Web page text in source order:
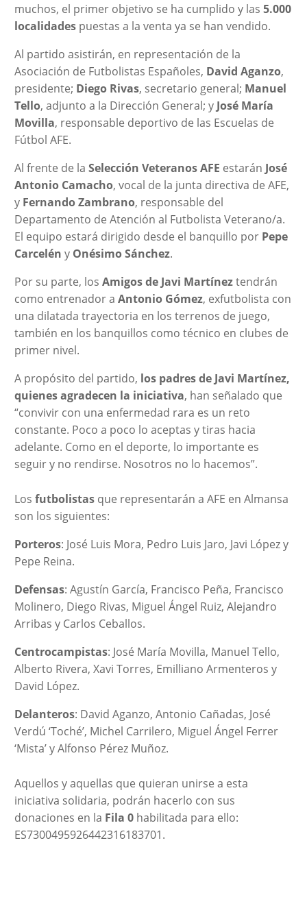
muchos, el primer objetivo se ha cumplido y las 5.000
localidadespuestas a la venta ya se han vendido.
Al partido asistirán, en representación de la
Asociación de Futbolistas Españoles, David Aganzo,
presidente; Diego Rivas, secretario general; Manuel
Tello, adjunto a la Dirección General; y José María
Movilla, responsable deportivo de las Escuelas de
Fútbol AFE.
Al frente de la Selección Veteranos AFE estarán José
Antonio Camacho, vocal de la junta directiva de AFE,
y Fernando Zambrano, responsable del
Departamento de Atención al Futbolista Veterano/a.
El equipo estará dirigido desde el banquillo por Pepe
Carcelén y Onésimo Sánchez.
Por su parte, los Amigos de Javi Martíneztendrán
como entrenador a Antonio Gómez, exfutbolista con
una dilatada trayectoria en los terrenos de juego,
también en los banquillos como técnico en clubes de
primer nivel.
A propósito del partido, los padres de Javi Martínez,
quienes agradecen la iniciativa, han señalado que
“convivir con una enfermedad rara es un reto
constante. Poco a poco lo aceptas y tiras hacia
adelante. Como en el deporte, lo importante es
seguir y no rendirse. Nosotros no lo hacemos”.
Los futbolistasque representarán a AFE en Almansa
son los siguientes:
Porteros: José Luis Mora, Pedro Luis Jaro, Javi López y
Pepe Reina.
Defensas: Agustín García, Francisco Peña, Francisco
Molinero, Diego Rivas, Miguel Ángel Ruiz, Alejandro
Arribas y Carlos Ceballos.
Centrocampistas: José María Movilla, Manuel Tello,
Alberto Rivera, Xavi Torres, Emilliano Armenteros y
David López.
Delanteros: David Aganzo, Antonio Cañadas, José
Verdú ‘Toché’, Michel Carrilero, Miguel Ángel Ferrer
‘Mista’ y Alfonso Pérez Muñoz.
Aquellos y aquellas que quieran unirse a esta
iniciativa solidaria, podrán hacerlo con sus
donaciones en la Fila 0habilitada para ello:
ES7300495926442316183701.